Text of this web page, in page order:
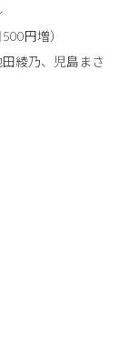
円増）
綾乃、児島まさ